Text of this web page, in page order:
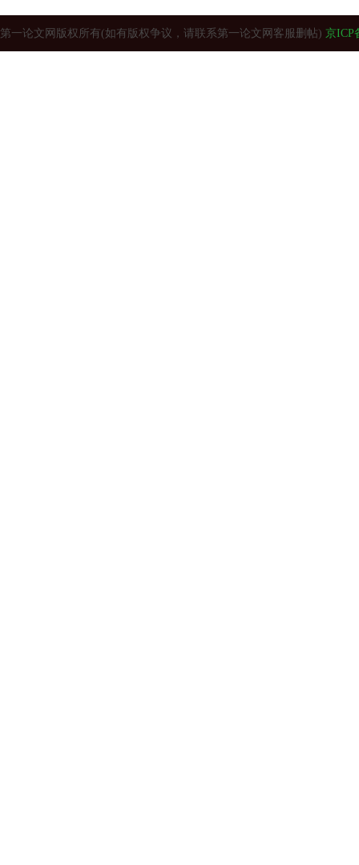
第一论文网版权所有(如有版权争议，请联系第一论文网客服删帖) 京ICP